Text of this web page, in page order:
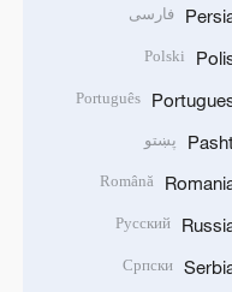
فارسی
Polski
Português
پښتو
Română
Русский
Српски